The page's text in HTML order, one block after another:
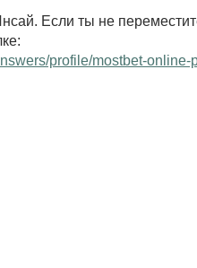
Если ты не
profile/mostbet-online-